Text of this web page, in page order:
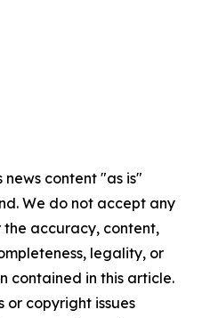
news content "as is"
We do not accept any
accuracy, content,
legality, or
contained in this article.
or copyright issues